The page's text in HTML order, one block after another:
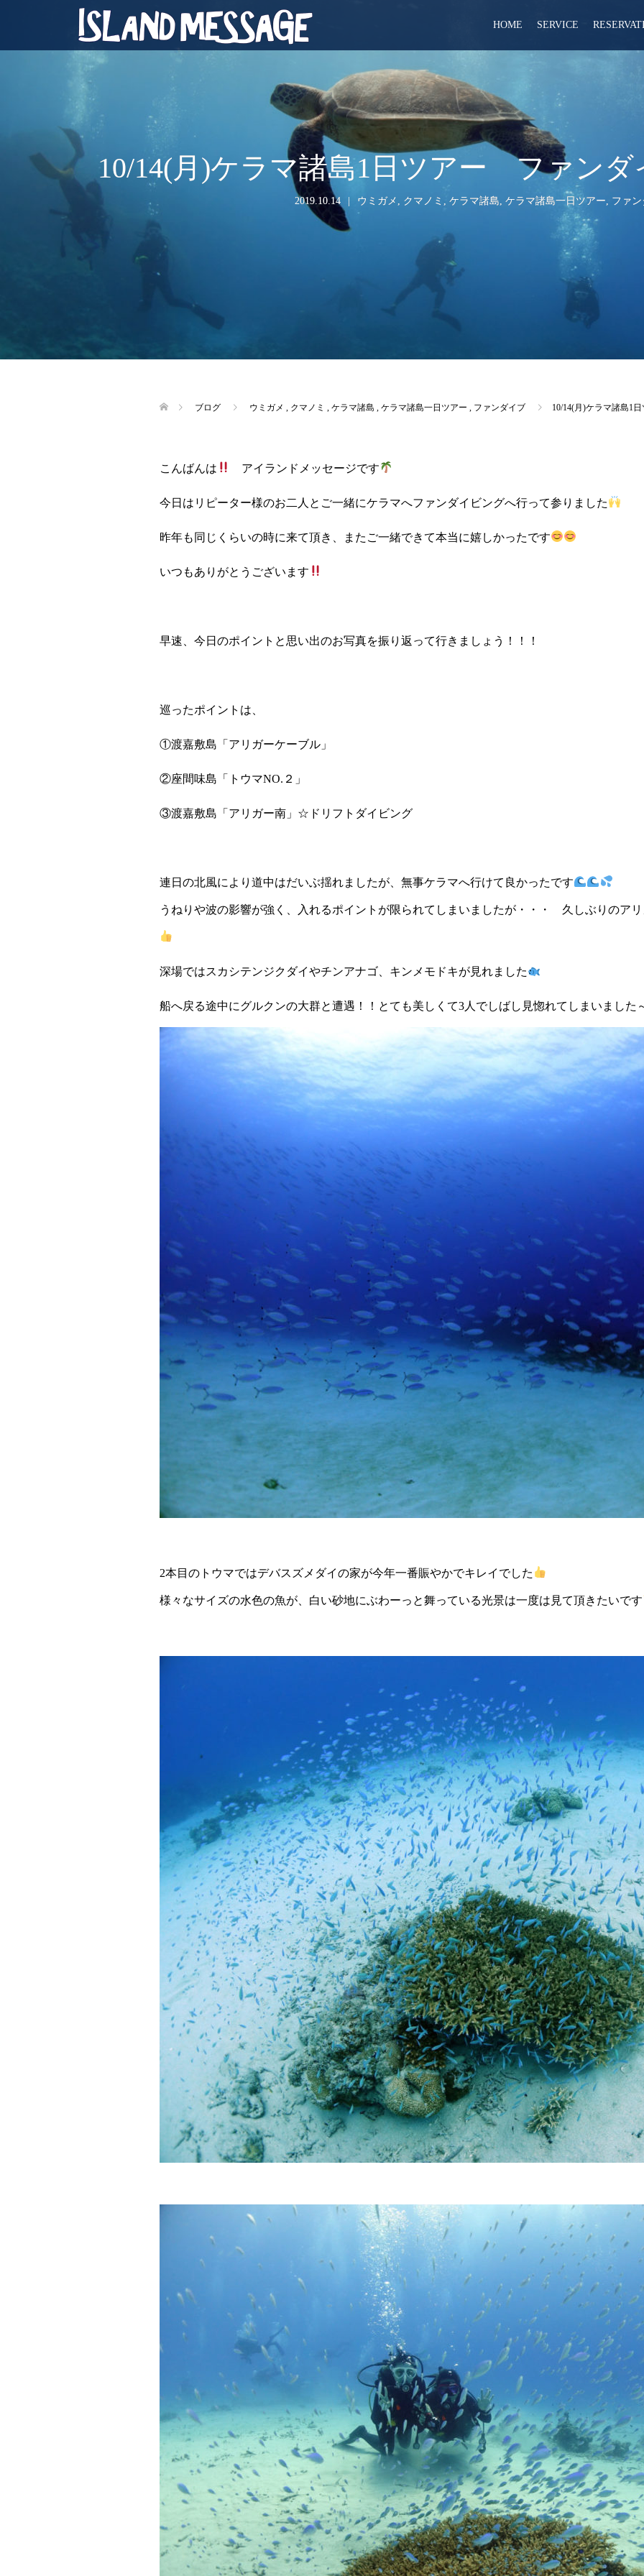
HOME SERVICE
10/14(月)ケラマ諸島1日ツアー ファン
2019.10.14 ウミガメ クマノミ ケラマ諸島 ケラマ諸島一日ツアー ファ
ブログ ウミガメ クマノミ ケラマ諸島 ケラマ諸島一日ツアー ファンダイブ 10/14(月)ケラマ諸島1
こんばんは アイランドメッセージです
今日はリピーター様のお二人とご一緒にケラマへファンダイビングへ行って参りました
昨年も同じくらいの時に来て頂き、またご一緒できて本当に嬉しかったです
いつもありがとうございます
早速、今日のポイントと思い出のお写真を振り返って行きましょう！！！
巡ったポイントは、
①渡嘉敷島「アリガーケーブル」
②座間味島「トウマNO.２」
③渡嘉敷島「アリガー南」☆ドリフトダイビング
連日の北風により道中はだいぶ揺れましたが、無事ケラマへ行けて良かったです
うねりや波の影響が強く、入れるポイントが限られてしまいましたが・・・ 久しぶりのア
深場ではスカシテンジクダイやチンアナゴ、キンメモドキが見れました
船へ戻る途中にグルクンの大群と遭遇！！とても美しくて3人でしばし見惚れてしまいました
2本目のトウマではデバスズメダイの家が今年一番賑やかでキレイでした
様々なサイズの水色の魚が、白い砂地にぶわーっと舞っている光景は一度は見て頂きたいです